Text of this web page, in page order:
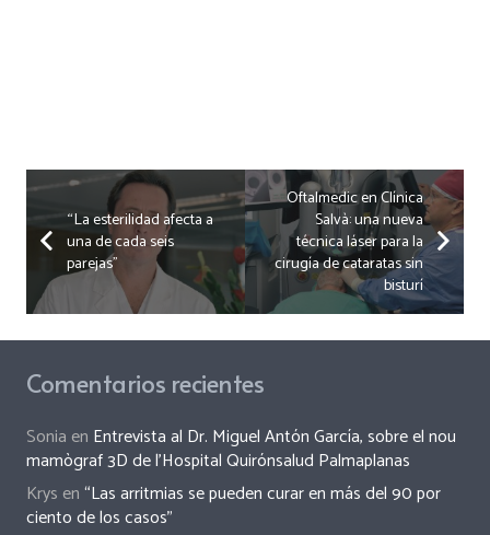
“La esterilidad afecta a
una de cada seis
parejas”
Oftalmedic en Clínica
Salvà: una nueva
técnica láser para la
cirugía de cataratas sin
bisturí
Comentarios recientes
Sonia en Entrevista al Dr. Miguel Antón García, sobre el nou
mamògraf 3D de l’Hospital Quirónsalud Palmaplanas
Krys en“Las arritmias se pueden curar en más del 90 por
ciento de los casos”